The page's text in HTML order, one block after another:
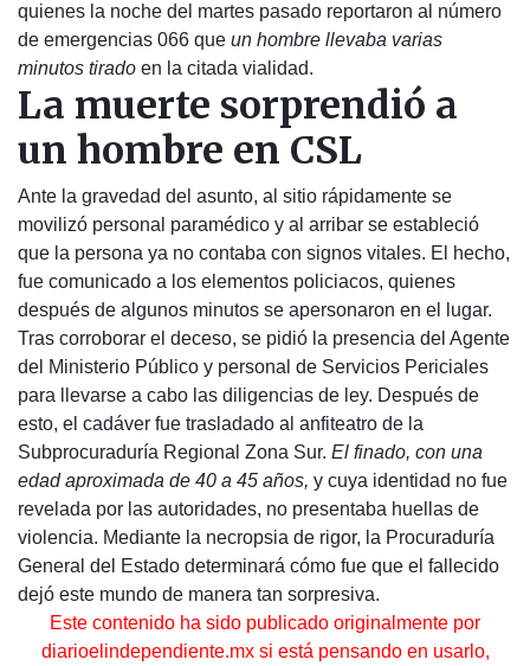
quienes la noche del martes pasado reportaron al número
de emergencias 066 que un hombre llevaba varias
minutos tirado en la citada vialidad.
La muerte sorprendió a
un hombre en CSL
Ante la gravedad del asunto, al sitio rápidamente se
movilizó personal paramédico y al arribar se estableció
que la persona ya no contaba con signos vitales. El hecho,
fue comunicado a los elementos policiacos, quienes
después de algunos minutos se apersonaron en el lugar.
Tras corroborar el deceso, se pidió la presencia del Agente
del Ministerio Público y personal de Servicios Periciales
para llevarse a cabo las diligencias de ley. Después de
esto, el cadáver fue trasladado al anfiteatro de la
Subprocuraduría Regional Zona Sur. El finado, con una
edad aproximada de 40 a 45 años, y cuya identidad no fue
revelada por las autoridades, no presentaba huellas de
violencia. Mediante la necropsia de rigor, la Procuraduría
General del Estado determinará cómo fue que el fallecido
dejó este mundo de manera tan sorpresiva.
Este contenido ha sido publicado originalmente por
diarioelindependiente.mx si está pensando en usarlo,